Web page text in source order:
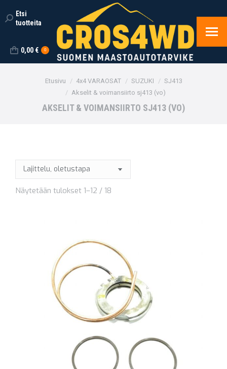
Search:
Etsi
tuotteita
0,00 € 0
You are here:
Etusivu 4x4 VARAOSAT SUZUKI
SJ413
Akselit & voimansiirto sj413 (vo)
AKSELIT & VOIMANSIIRTO SJ413 (VO)
Näytetään tulokset 1–12 / 18